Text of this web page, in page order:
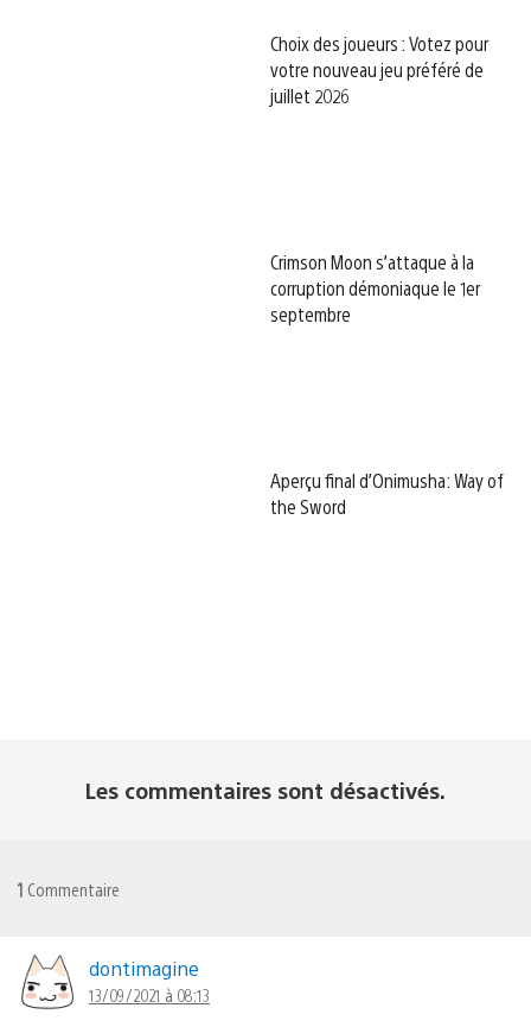
Choix des joueurs : Votez pour
votre nouveau jeu préféré de
juillet 2026
Crimson Moon s’attaque à la
corruption démoniaque le 1er
septembre
Aperçu final d’Onimusha: Way of
the Sword
Les commentaires sont désactivés.
1 Commentaire
dontimagine
13/09/2021 à 08:13